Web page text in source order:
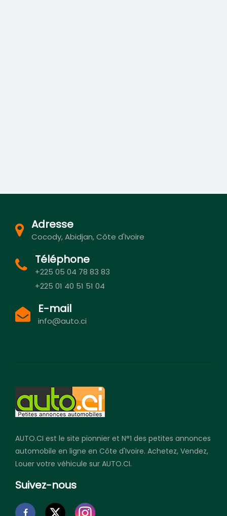
Adresse
Cocody, Abidjan, Côte d'Ivoire
Téléphone
+225 05 04 78 83 83
+225 01 40 51 51 04
E-mail
info@auto.ci
AUTO.CI est le site pionnier et N°1 des petites annonces
automobile en ligne en Côte d'Ivoire. Achetez, Vendez,
Louer votre véhicule sur AUTO.CI.
Suivez-nous